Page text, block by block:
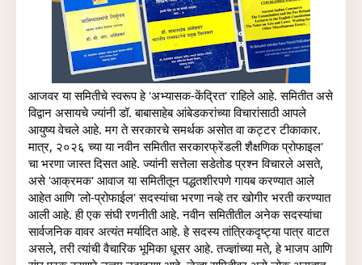
आजवर या समितीचे स्वरूप हे 'अभ्यासक-केंद्रित' राहिले आहे. समितीत असे
विद्वान असायचे ज्यांनी डॉ. बाबासाहेब आंबेडकरांच्या विचारांसाठी आपले
आयुष्य वेचले आहे. मग ते सरकारचे समर्थक असोत वा कट्टर टीकाकार.
मात्र, २०२६ च्या या नवीन समितीत सरकारफ्रेंडली शैक्षणिक प्रोफाइल'
चा भरणा जास्त दिसत आहे. ज्यांनी सत्तेला सडेतोड प्रश्न विचारले असते,
असे 'आक्रमक' आवाज या समितीतून पद्धतशीरपणे गायब करण्यात आले
आहेत आणि 'लो-प्रोफाईल' सदस्यांचा भरणा नव्हे तर खोगीर भरती करण्यात
आली आहे. ही एक संघी रणनीती आहे. नवीन समितीतील अनेक सदस्यांचा
सार्वजनिक वावर अत्यंत मर्यादित आहे. हे सदस्य तांत्रिकदृष्ट्या पात्र वाटत
असले, तरी त्यांची वैचारिक भूमिका धूसर आहे. तज्ज्ञांच्या मते, हे भाजप आणि